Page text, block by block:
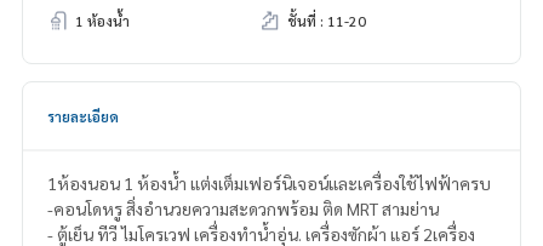
1 ห้องน้ำ
ชั้นที่ : 11-20
รายละเอียด
1ห้องนอน 1 ห้องน้ำ แต่งเต็มเฟอร์นิเจอน์และเครื่องใช้ไฟฟ้าครบ
-คอนโดหรู สิ่งอำนวยความสะดวกพร้อม ติด MRT สามย่าน
- ตู้เย็น ทีวี ไมโครเวฟ เครื่องทำน้ำอุ่น. เครื่องซักผ้า แอร์ 2เครื่อง